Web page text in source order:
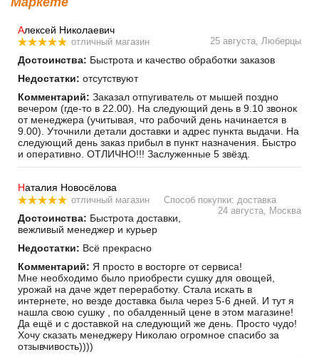
Алексей Николаевич
отличный магазин 25 августа, Люберцы
Достоинства: Быстрота и качество обработки заказов
Недостатки: отсутствуют
Комментарий: Заказал отпугиватель от мышей поздно
вечером (где-то в 22.00). На следующий день в 9.10 звонок
от менеджера (учитывая, что рабочий день начинается в
9.00). Уточнили детали доставки и адрес пункта выдачи. На
следующий день заказ прибыл в пункт назначения. Быстро
и оперативно. ОТЛИЧНО!!! Заслуженные 5 звёзд.
Наталия Новосёлова
отличный магазин
Способ покупки: доставка
24 августа, Москва
Достоинства: Быстрота доставки,
вежливый менеджер и курьер
Недостатки: Всё прекрасно
Комментарий: Я просто в восторге от сервиса!
Мне необходимо было приобрести сушку для овощей,
урожай на даче ждет переработку. Стала искать в
интернете, но везде доставка была через 5-6 дней. И тут я
нашла свою сушку , по обалденный цене в этом магазине!
Да ещё и с доставкой на следующий же день. Просто чудо!
Хочу сказать менеджеру Николаю огромное спасибо за
отзывчивость))))